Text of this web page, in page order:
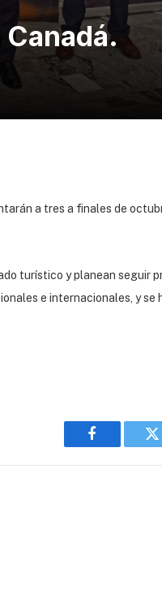
a tres a finales de
turístico y planean seguir
e internacionales, y
Facebook